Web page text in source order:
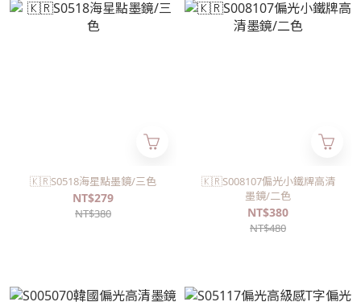
🇰🇷S0518海星點墨鏡/三色
NT$279
NT$380
🇰🇷S008107偏光小鐵牌高清
墨鏡/二色
NT$380
NT$480